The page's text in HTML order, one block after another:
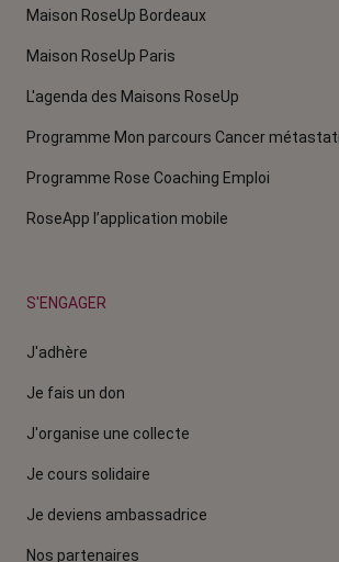
Maison RoseUp Bordeaux
Maison RoseUp Paris
L'agenda des Maisons RoseUp
Programme Mon parcours Cancer
Programme Rose Coaching Emploi
RoseApp l’application mobile
S'ENGAGER
J'adhère
Je fais un don
J'organise une collecte
Je cours solidaire
Je deviens ambassadrice
Nos partenaires